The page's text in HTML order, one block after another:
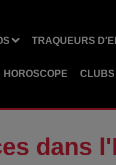
TRAQUEURS
HOROSCOPE
dans